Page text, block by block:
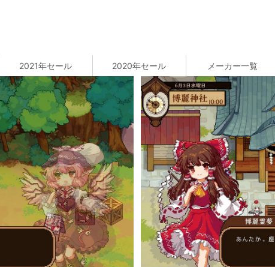
2021年セール 2020年セール メーカー一覧